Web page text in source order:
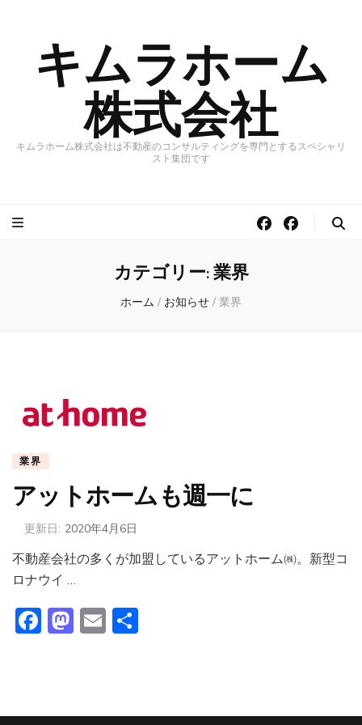
キムラホーム
株式会社
キムラホーム株式会社は不動産のコンサルティングを専門とするスペシャリ
スト集団です
カテゴリー:業界
ホーム / お知らせ / 業界
業界
アットホームも週一に
更新日: 2020年4月6日
不動産会社の多くが加盟しているアットホーム㈱。新型コ
ロナウイ …
Facebook
Mastodon
Email